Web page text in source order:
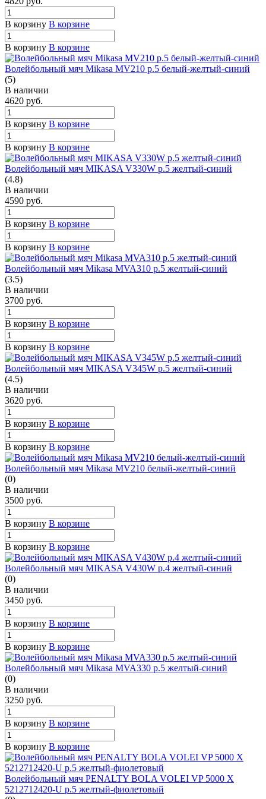
В корзину В корзине
В корзину В корзине
Волейбольный мяч Mikasa MV210 р.5 белый-желтый-синий
(5)
В наличии
4620 руб.
В корзину В корзине
В корзину В корзине
Волейбольный мяч MIKASA V330W р.5 желтый-синий
(4.8)
В наличии
4590 руб.
В корзину В корзине
В корзину В корзине
Волейбольный мяч Mikasa MVA310 р.5 желтый-синий
(3.5)
В наличии
3700 руб.
В корзину В корзине
В корзину В корзине
Волейбольный мяч MIKASA V345W р.5 желтый-синий
(4.5)
В наличии
3620 руб.
В корзину В корзине
В корзину В корзине
Волейбольный мяч Mikasa MV210 белый-желтый-синий
(0)
В наличии
3500 руб.
В корзину В корзине
В корзину В корзине
Волейбольный мяч MIKASA V430W р.4 желтый-синий
(0)
В наличии
3450 руб.
В корзину В корзине
В корзину В корзине
Волейбольный мяч Mikasa MVA330 р.5 желтый-синий
(0)
В наличии
3250 руб.
В корзину В корзине
В корзину В корзине
Волейбольный мяч PENALTY BOLA VOLEI VP 5000 X
5212712420-U р.5 желтый-фиолетовый